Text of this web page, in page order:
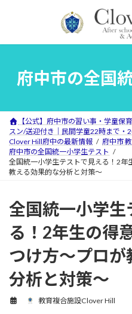
プ
動
府中市の全国
【公式】府中市の習い事・学童
スン/送迎付き｜民間学童22時まで・
Clover Hill府中の最新情報
府中市
府中市の全国統一小学生テスト
全国統一小学生テストで見える！2年
教える効果的な分析と対策～
全国統一小学生
る！2年生の得
つけ方～プロ
分析と対策～
教育複合施設Clover Hill